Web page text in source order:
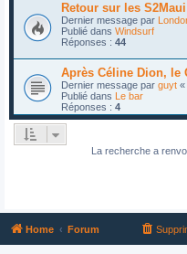
Retour sur les
Dernier message par
Publié dans Windsurf
Réponses : 44
Après Céline Dion, le
Dernier message par guyt «
Publié dans Le bar
Réponses : 4
La recherche a
Home Forum